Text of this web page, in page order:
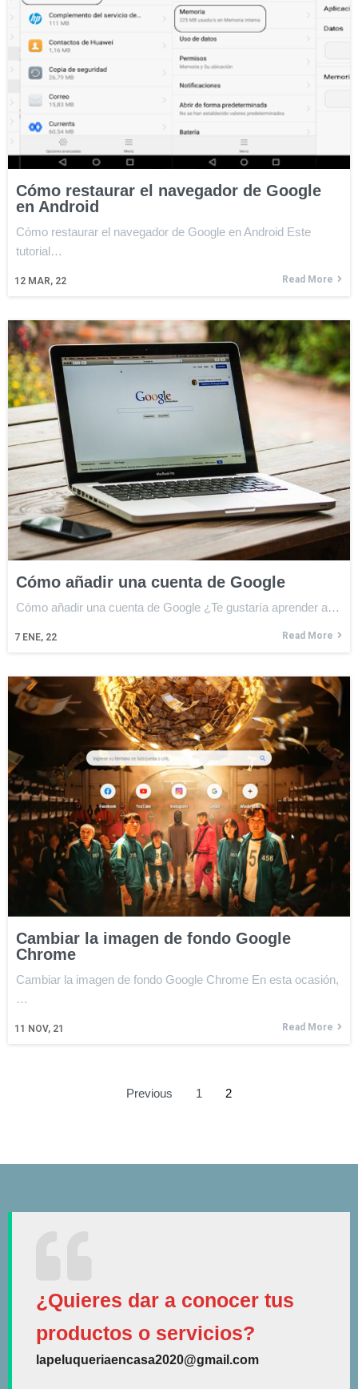
Cómo restaurar el navegador de Google
en Android
12 MAR, 22
Cómo restaurar el navegador de Google en Android Este
tutorial…
Read More
Cómo añadir una cuenta de Google
7 ENE, 22
Cómo añadir una cuenta de Google ¿Te gustaría aprender a…
Read More
Cambiar la imagen de fondo Google
Chrome
11 NOV, 21
Cambiar la imagen de fondo Google Chrome En esta ocasión,
…
Read More
Previous 1 2
¿Quieres dar a conocer tus
productos o servicios?
lapeluqueriaencasa2020@gmail.com